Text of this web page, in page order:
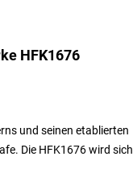
HFK1676
und seinen etablierten
Die HFK1676 wird sich